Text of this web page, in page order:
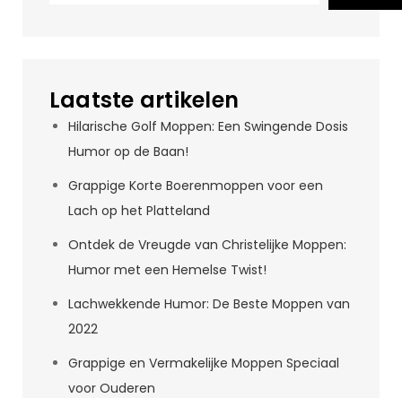
Laatste artikelen
Hilarische Golf Moppen: Een Swingende Dosis
Humor op de Baan!
Grappige Korte Boerenmoppen voor een
Lach op het Platteland
Ontdek de Vreugde van Christelijke Moppen:
Humor met een Hemelse Twist!
Lachwekkende Humor: De Beste Moppen van
2022
Grappige en Vermakelijke Moppen Speciaal
voor Ouderen